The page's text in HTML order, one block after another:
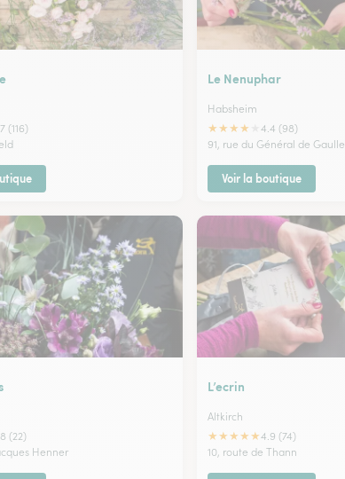
(116)
Le Nenuphar
Habsheim
★★★★
4.4 (98)
91, rue du Général de Gaulle
Voir la boutique
(22)
Henner
L’ecrin
Altkirch
★★★★★4.9 (74)
10, route de Thann